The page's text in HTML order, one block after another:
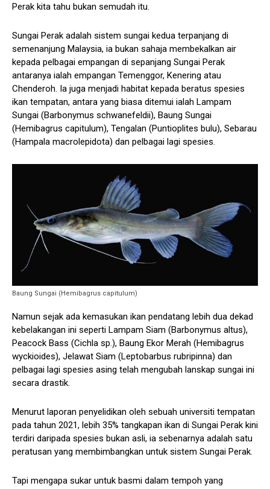
Perak kita tahu bukan semudah itu.
Sungai Perak adalah sistem sungai kedua terpanjang di
semenanjung Malaysia, ia bukan sahaja membekalkan air
kepada pelbagai empangan di sepanjang Sungai Perak
antaranya ialah empangan Temenggor, Kenering atau
Chenderoh. Ia juga menjadi habitat kepada beratus spesies
ikan tempatan, antara yang biasa ditemui ialah Lampam
Sungai (Barbonymus schwanefeldii), Baung Sungai
(Hemibagrus capitulum), Tengalan (Puntioplites bulu), Sebarau
(Hampala macrolepidota) dan pelbagai lagi spesies.
Baung Sungai (Hemibagrus capitulum)
Namun sejak ada kemasukan ikan pendatang lebih dua dekad
kebelakangan ini seperti Lampam Siam (Barbonymus altus),
Peacock Bass (Cichla sp.), Baung Ekor Merah (Hemibagrus
wyckioides), Jelawat Siam (Leptobarbus rubripinna) dan
pelbagai lagi spesies asing telah mengubah lanskap sungai ini
secara drastik.
Menurut laporan penyelidikan oleh sebuah universiti tempatan
pada tahun 2021, lebih 35% tangkapan ikan di Sungai Perak kini
terdiri daripada spesies bukan asli, ia sebenarnya adalah satu
peratusan yang membimbangkan untuk sistem Sungai Perak.
Tapi mengapa sukar untuk basmi dalam tempoh yang